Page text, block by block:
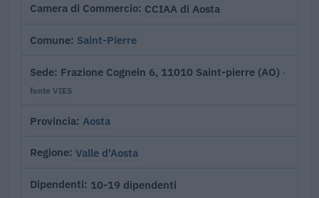
Camera di Commercio CCIAA di Aosta
Comune Saint-Pierre
Sede Frazione Cognein 6, 11010 Saint-pierre (AO) ·
fonte VIES
Provincia Aosta
Regione Valle d'Aosta
Dipendenti 10-19 dipendenti